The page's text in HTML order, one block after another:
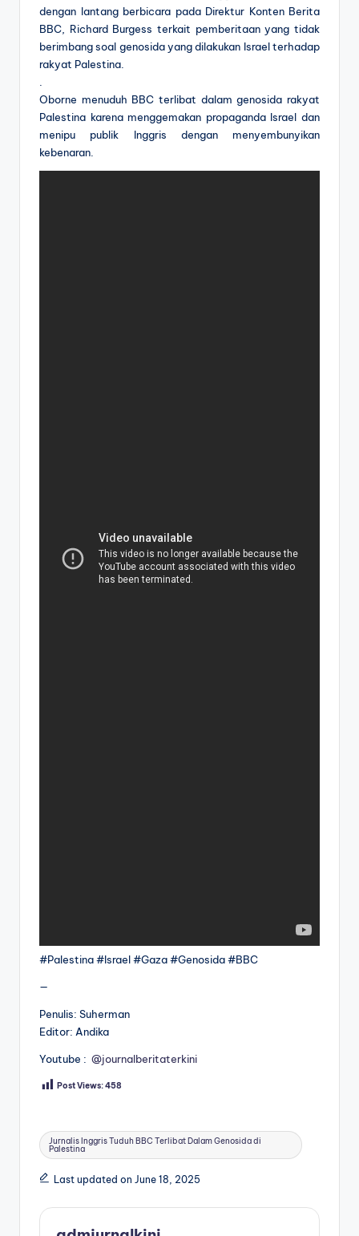
dengan lantang berbicara pada Direktur Konten Berita
BBC, Richard Burgess terkait pemberitaan yang tidak
berimbang soal genosida yang dilakukan Israel terhadap
rakyat Palestina.
Oborne menuduh BBC terlibat dalam genosida rakyat
Palestina karena menggemakan propaganda Israel dan
menipu publik Inggris dengan menyembunyikan
kebenaran.
#Palestina #Israel #Gaza #Genosida #BBC
—
Penulis: Suherman
Editor: Andika
Youtube : @journalberitaterkini
Post Views:458
Tags:
Jurnalis Inggris Tuduh BBC Terlibat Dalam Genosida di
Palestina
Last updated on June 18, 2025